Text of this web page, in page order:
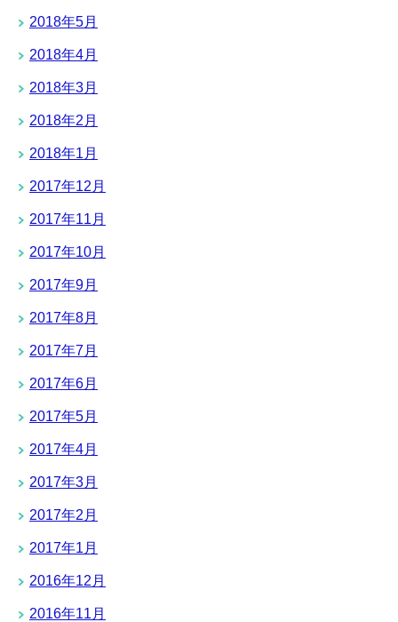
2018年5月
2018年4月
2018年3月
2018年2月
2018年1月
2017年12月
2017年11月
2017年10月
2017年9月
2017年8月
2017年7月
2017年6月
2017年5月
2017年4月
2017年3月
2017年2月
2017年1月
2016年12月
2016年11月